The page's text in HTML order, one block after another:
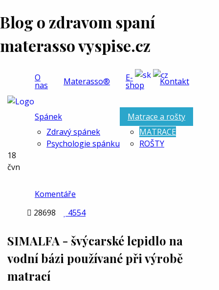
Blog o zdravom spaní
materasso vyspise.cz
O
nas Materasso® E-
shop Kontakt
Spánek
Zdravý spánek
Psychologie spánku
Matrace a rošty
MATRACE
ROŠTY
18
čvn
Komentáře
 28698 4554
SIMALFA - švýcarské lepidlo na
vodní bázi používané při výrobě
matrací